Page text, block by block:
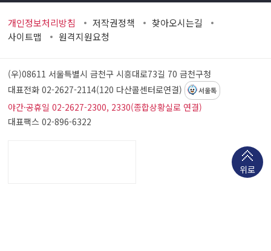
개인정보처리방침 저작권정책
찾아오시는길
사이트맵
원격지원요청
위로
(우)08611 서울특별시 금천구 시흥대로73길 70금천구청
대표전화 02-2627-2114(120 다산콜센터로연결)
서울톡
야간·공휴일 02-2627-2300, 2330(종합상황실로 연결)
대표팩스 02-896-6322